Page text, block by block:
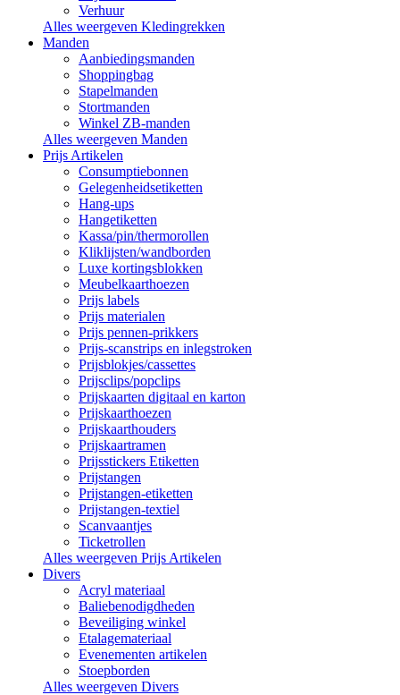
Verhuur
Alles weergeven Kledingrekken
Manden
Aanbiedingsmanden
Shoppingbag
Stapelmanden
Stortmanden
Winkel ZB-manden
Alles weergeven Manden
Prijs Artikelen
Consumptiebonnen
Gelegenheidsetiketten
Hang-ups
Hangetiketten
Kassa/pin/thermorollen
Kliklijsten/wandborden
Luxe kortingsblokken
Meubelkaarthoezen
Prijs labels
Prijs materialen
Prijs pennen-prikkers
Prijs-scanstrips en inlegstroken
Prijsblokjes/cassettes
Prijsclips/popclips
Prijskaarten digitaal en karton
Prijskaarthoezen
Prijskaarthouders
Prijskaartramen
Prijsstickers Etiketten
Prijstangen
Prijstangen-etiketten
Prijstangen-textiel
Scanvaantjes
Ticketrollen
Alles weergeven Prijs Artikelen
Divers
Acryl materiaal
Baliebenodigdheden
Beveiliging winkel
Etalagemateriaal
Evenementen artikelen
Stoepborden
Alles weergeven Divers